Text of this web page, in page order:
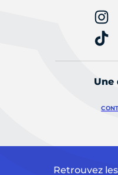
Une
Retrouvez